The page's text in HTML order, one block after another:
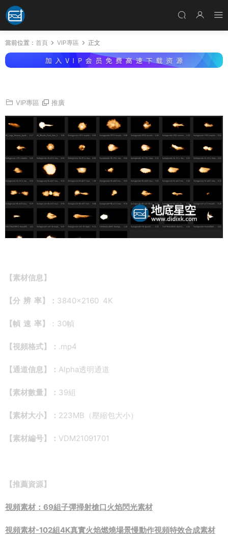
當前位置： 首頁 VIP專區 正文
VIP專區 推廣
【素材信息】
【分 辨 率】： 3840×2160 4K
【幀 速 率】 ：30幀
【視頻格式】： .mp4
【通道信息】： Alpha透明通道
【素材數量】： 39組
【素材大小】： 223MB（壓縮包大小）
【素材編号】： VDM21091701
【推薦資源】
視頻素材：69組子彈掃射槍口火焰閃光素材
視頻素材-102組4K真實火焰燃燒場景慢動作視頻特效合成素材